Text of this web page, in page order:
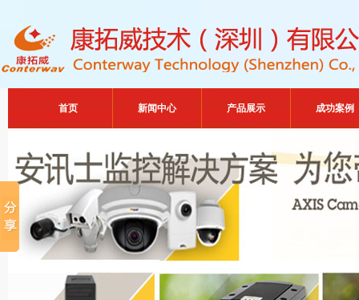
首页 新闻中心 产品展示 成功案例